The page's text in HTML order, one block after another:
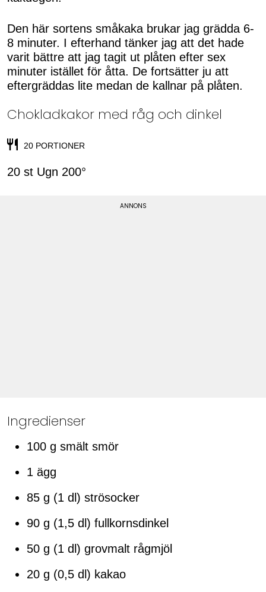
Den här sortens småkaka brukar jag grädda 6-
8 minuter. I efterhand tänker jag att det hade
varit bättre att jag tagit ut plåten efter sex
minuter istället för åtta. De fortsätter ju att
eftergräddas lite medan de kallnar på plåten.
Chokladkakor med råg och dinkel
20 PORTIONER
20 st Ugn 200°
Ingredienser
100 g smält smör
1 ägg
85 g (1 dl) strösocker
90 g (1,5 dl) fullkornsdinkel
50 g (1 dl) grovmalt rågmjöl
20 g (0,5 dl) kakao